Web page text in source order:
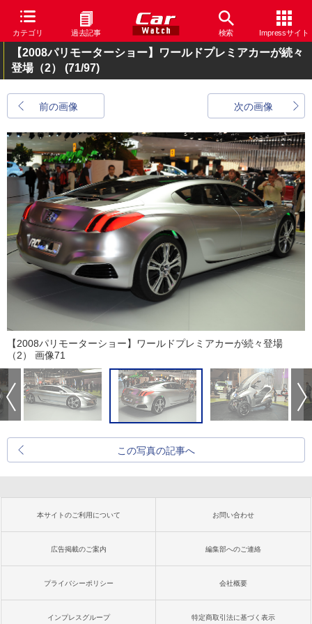
カテゴリ 過去記事 検索 Impressサイト
【2008パリモーターショー】ワールドプレミアカーが続々
登場（2） (71/97)
前の画像 次の画像
【2008パリモーターショー】ワールドプレミアカーが続々登場
（2） 画像71
この写真の記事へ
本サイトのご利用について お問い合わせ
広告掲載のご案内 編集部へのご連絡
プライバシーポリシー 会社概要
インプレスグループ 特定商取引法に基づく表示